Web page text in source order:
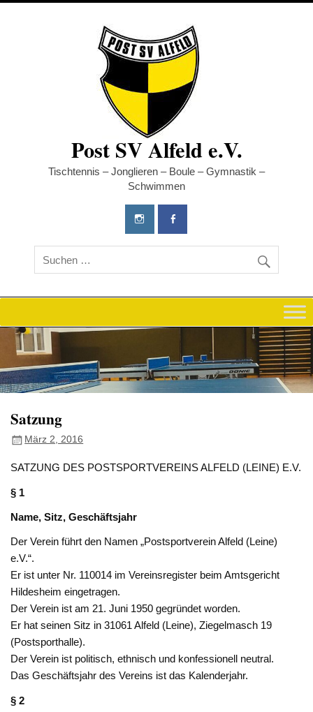
Zum
Post SV Alfeld e.V.
Tischtennis – Jonglieren – Boule – Gymnastik –
Schwimmen
Satzung
März 2, 2016
SATZUNG DES POSTSPORTVEREINS ALFELD (LEINE) E.V.
§ 1
Name, Sitz, Geschäftsjahr
Der Verein führt den Namen „Postsportverein Alfeld (Leine)
e.V.“.
Er ist unter Nr. 110014 im Vereinsregister beim Amtsgericht
Hildesheim eingetragen.
Der Verein ist am 21. Juni 1950 gegründet worden.
Er hat seinen Sitz in 31061 Alfeld (Leine), Ziegelmasch 19
(Postsporthalle).
Der Verein ist politisch, ethnisch und konfessionell neutral.
Das Geschäftsjahr des Vereins ist das Kalenderjahr.
§ 2